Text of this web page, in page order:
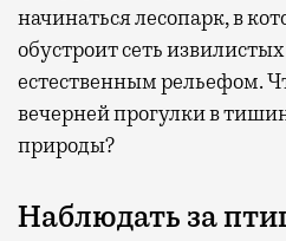
начинаться лесопарк, в
обустроит сеть
естественным рельефом.
вечерней прогулки в
природы?
Наблюдать за